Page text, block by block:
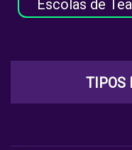
Escolas de
TIPOS